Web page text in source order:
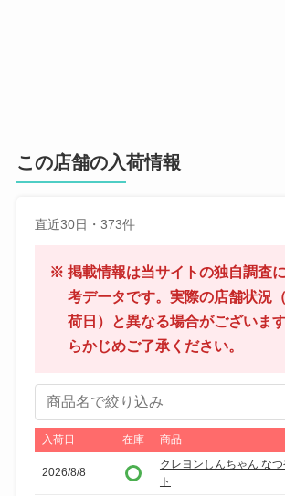
この店舗の入荷情報
直近30日・373件
※ 掲載情報は当サイトの独自調査
考データです。実際の店舗状況
荷日）と異なる場合がございま
らかじめご了承ください。
商
品
名入荷日 在庫 商品
2026/8/8
クレヨンしんちゃん な
ト